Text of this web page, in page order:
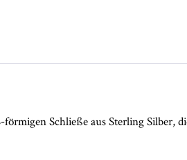
Schließe aus Sterling Silber,